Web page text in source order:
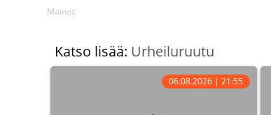
Mainos
Katso lisää: Urheiluruutu
06.08.2026 | 21:55